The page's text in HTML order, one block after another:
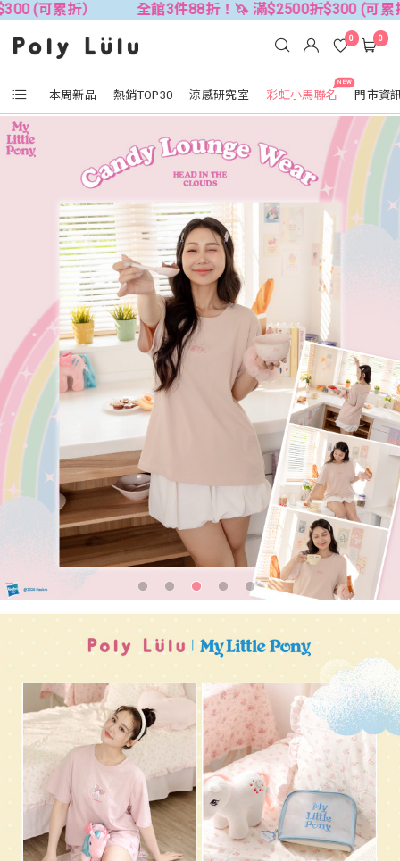
） 全館3件88折！🦄 滿$2500折$300 (可累折）
本周新品 熱銷TOP30 涼感研究室
NEW
彩虹小馬聯名 門市資
0 0